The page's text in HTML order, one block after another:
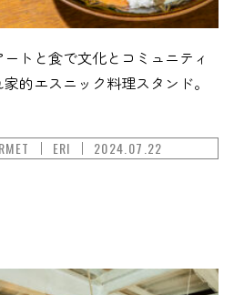
ートと食で文化とコミュニティ
的エスニック料理スタンド。
ERI 2024.07.22